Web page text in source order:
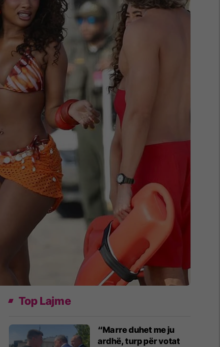
Top Lajme
“Marre duhet me ju
ardhë, turp për votat